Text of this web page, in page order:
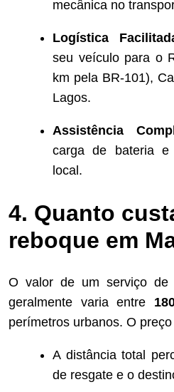
mecânica no
Logística
seu veículo para o
km pela BR-101),
Lagos.
Assistência
carga de bateria
local.
4. Quanto
reboque em
O valor de um serviço de
geralmente varia entre
perímetros urbanos. O
A distância total
de resgate e o